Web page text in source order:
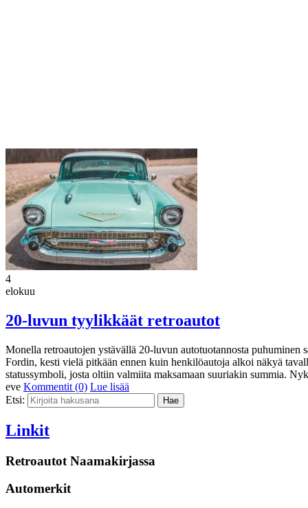
4
elokuu
20-luvun tyylikkäät retroautot
Monella retroautojen ystävällä 20-luvun autotuotannosta
Fordin, kesti vielä pitkään ennen kuin henkilöautoja alkoi näkyä
statussymboli, josta oltiin valmiita maksamaan suuriakin summia.
eve Kommentit (0) Lue lisää
Etsi:
Linkit
Retroautot Naamakirjassa
Automerkit